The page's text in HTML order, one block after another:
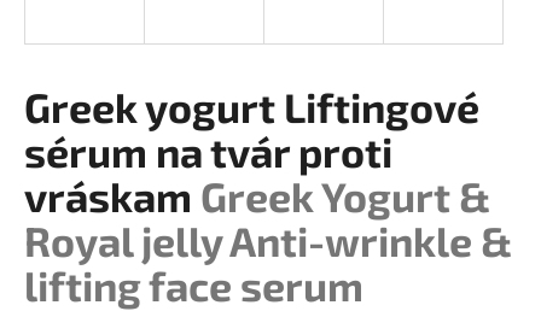
Greek yogurt Liftingové
sérum na tvár proti
vráskam Greek Yogurt &
Royal jelly Anti-wrinkle &
lifting face serum
s
ť
?
HĽADAŤ